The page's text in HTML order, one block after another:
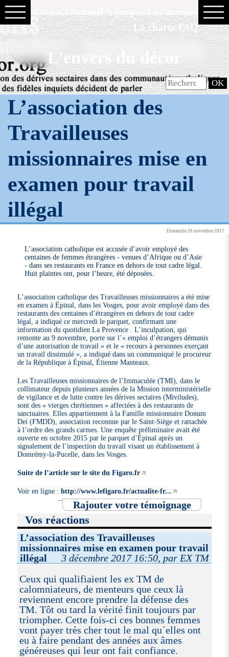
La charte FAQ
L’envers du décor
L’association des
Travailleuses
missionnaires mise en
examen pour travail
illégal
Dimanche 26 novembre 2017
L’association catholique est accusée d’avoir employé des
centaines de femmes étrangères - venues d’Afrique ou d’Asie
- dans ses restaurants en France en dehors de tout cadre légal.
Huit plaintes ont, pour l’heure, été déposées.
L’association catholique des Travailleuses missionnaires a été mise
en examen à Épinal, dans les Vosges, pour avoir employé dans des
restaurants des centaines d’étrangères en dehors de tout cadre
légal, a indiqué ce mercredi le parquet, confirmant une
information du quotidien La Provence . L’inculpation, qui
remonte au 9 novembre, porte sur l’« emploi d’étrangers démunis
d’une autorisation de travail » et le « recours à personnes exerçant
un travail dissimulé », a indiqué dans un communiqué le procureur
de la République à Épinal, Étienne Manteaux.
Les Travailleuses missionnaires de l’Immaculée (TMI), dans le
collimateur depuis plusieurs années de la Mission interministérielle
de vigilance et de lutte contre les dérives sectaires (Miviludes),
sont des « vierges chrétiennes » affectées à des restaurants de
sanctuaires. Elles appartiennent à la Famille missionnaire Donum
Dei (FMDD), association reconnue par le Saint-Siège et rattachée
à l’ordre des grands carmes. Une enquête préliminaire avait été
ouverte en octobre 2015 par le parquet d’Épinal après un
signalement de l’inspection du travail visant un établissement à
Domrémy-la-Pucelle, dans les Vosges.
Suite de l’article sur le site du Figaro.fr
Voir en ligne :http://www.lefigaro.fr/actualite-fr...
Rajouter votre témoignage
Vos réactions
L’association des Travailleuses
missionnaires mise en examen pour travail
illégal
3 décembre 2017 16:50, par EX TM
Ceux qui qualifiaient les ex TM de
calomniateurs, de menteurs que ceux là
reviennent encore prendre la défense des
TM. Tôt ou tard la vérité finit toujours par
triompher. Cette fois-ci ces bonnes femmes
vont payer très cher tout le mal qu´elles ont
eu à faire pendant des années aux âmes
généreuses qui leur ont fait confiance.